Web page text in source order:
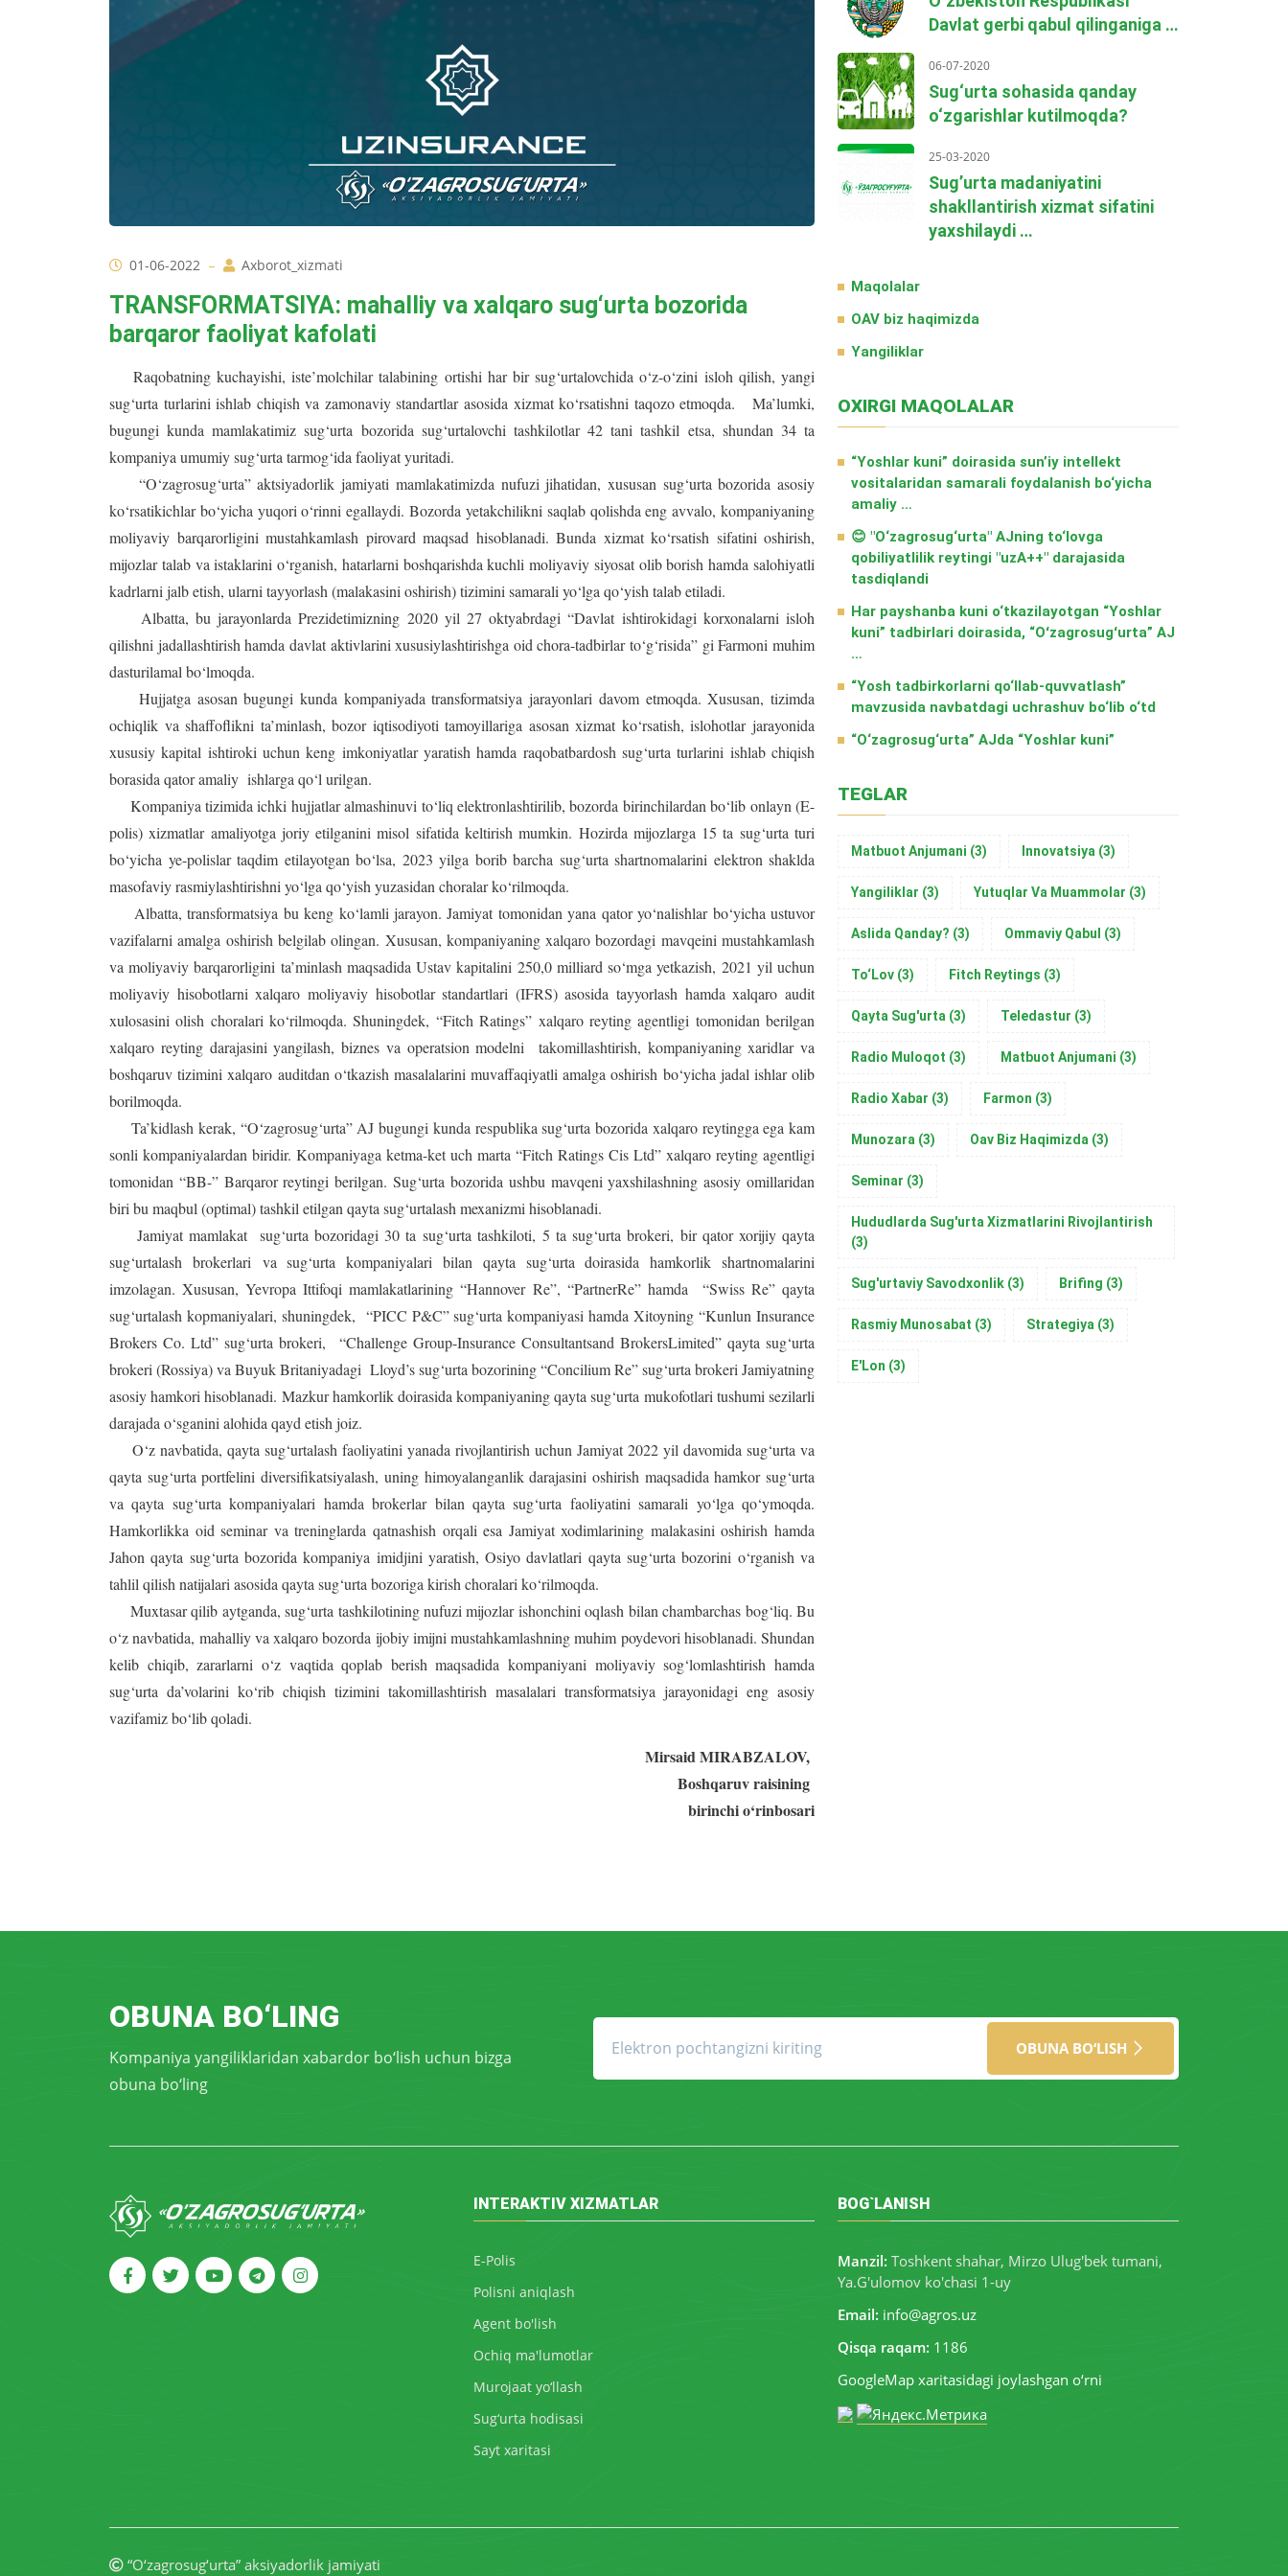
01-06-2022 Axborot_xizmati
TRANSFORMATSIYA: mahalliy va xalqaro sug‘urta bozorida
barqaror faoliyat kafolati
Raqobatning kuchayishi, iste’molchilar talabining ortishi har bir sug‘urtalovchida o‘z-o‘zini isloh qilish, yangi
sug‘urta turlarini ishlab chiqish va zamonaviy standartlar asosida xizmat ko‘rsatishni taqozo etmoqda. Ma’lumki,
bugungi kunda mamlakatimiz sug‘urta bozorida sug‘urtalovchi tashkilotlar 42 tani tashkil etsa, shundan 34 ta
kompaniya umumiy sug‘urta tarmog‘ida faoliyat yuritadi.
“O‘zagrosug‘urta” aktsiyadorlik jamiyati mamlakatimizda nufuzi jihatidan, xususan sug‘urta bozorida asosiy
ko‘rsatikichlar bo‘yicha yuqori o‘rinni egallaydi. Bozorda yetakchilikni saqlab qolishda eng avvalo, kompaniyaning
moliyaviy barqarorligini mustahkamlash pirovard maqsad hisoblanadi. Bunda xizmat ko‘rsatish sifatini oshirish,
mijozlar talab va istaklarini o‘rganish, hatarlarni boshqarishda kuchli moliyaviy siyosat olib borish hamda salohiyatli
kadrlarni jalb etish, ularni tayyorlash (malakasini oshirish) tizimini samarali yo‘lga qo‘yish talab etiladi.
Albatta, bu jarayonlarda Prezidetimizning 2020 yil 27 oktyabrdagi “Davlat ishtirokidagi korxonalarni isloh
qilishni jadallashtirish hamda davlat aktivlarini xususiylashtirishga oid chora-tadbirlar to‘g‘risida” gi Farmoni muhim
dasturilamal bo‘lmoqda.
Hujjatga asosan bugungi kunda kompaniyada transformatsiya jarayonlari davom etmoqda. Xususan, tizimda
ochiqlik va shaffoflikni ta’minlash, bozor iqtisodiyoti tamoyillariga asosan xizmat ko‘rsatish, islohotlar jarayonida
xususiy kapital ishtiroki uchun keng imkoniyatlar yaratish hamda raqobatbardosh sug‘urta turlarini ishlab chiqish
borasida qator amaliy ishlarga qo‘l urilgan.
Kompaniya tizimida ichki hujjatlar almashinuvi to‘liq elektronlashtirilib, bozorda birinchilardan bo‘lib onlayn (E-
polis) xizmatlar amaliyotga joriy etilganini misol sifatida keltirish mumkin. Hozirda mijozlarga 15 ta sug‘urta turi
bo‘yicha ye-polislar taqdim etilayotgan bo‘lsa, 2023 yilga borib barcha sug‘urta shartnomalarini elektron shaklda
masofaviy rasmiylashtirishni yo‘lga qo‘yish yuzasidan choralar ko‘rilmoqda.
Albatta, transformatsiya bu keng ko‘lamli jarayon. Jamiyat tomonidan yana qator yo‘nalishlar bo‘yicha ustuvor
vazifalarni amalga oshirish belgilab olingan. Xususan, kompaniyaning xalqaro bozordagi mavqeini mustahkamlash
va moliyaviy barqarorligini ta’minlash maqsadida Ustav kapitalini 250,0 milliard so‘mga yetkazish, 2021 yil uchun
moliyaviy hisobotlarni xalqaro moliyaviy hisobotlar standartlari (IFRS) asosida tayyorlash hamda xalqaro audit
xulosasini olish choralari ko‘rilmoqda. Shuningdek, “Fitch Ratings” xalqaro reyting agentligi tomonidan berilgan
xalqaro reyting darajasini yangilash, biznes va operatsion modelni takomillashtirish, kompaniyaning xaridlar va
boshqaruv tizimini xalqaro auditdan o‘tkazish masalalarini muvaffaqiyatli amalga oshirish bo‘yicha jadal ishlar olib
borilmoqda.
Ta’kidlash kerak, “O‘zagrosug‘urta” AJ bugungi kunda respublika sug‘urta bozorida xalqaro reytingga ega kam
sonli kompaniyalardan biridir. Kompaniyaga ketma-ket uch marta “Fitch Ratings Cis Ltd” xalqaro reyting agentligi
tomonidan “BB-” Barqaror reytingi berilgan. Sug‘urta bozorida ushbu mavqeni yaxshilashning asosiy omillaridan
biri bu maqbul (optimal) tashkil etilgan qayta sug‘urtalash mexanizmi hisoblanadi.
Jamiyat mamlakat sug‘urta bozoridagi 30 ta sug‘urta tashkiloti, 5 ta sug‘urta brokeri, bir qator xorijiy qayta
sug‘urtalash brokerlari va sug‘urta kompaniyalari bilan qayta sug‘urta doirasida hamkorlik shartnomalarini
imzolagan. Xususan, Yevropa Ittifoqi mamlakatlarining “Hannover Re”, “PartnerRe” hamda “Swiss Re” qayta
sug‘urtalash kopmaniyalari, shuningdek, “PICC P&C” sug‘urta kompaniyasi hamda Xitoyning “Kunlun Insurance
Brokers Co. Ltd” sug‘urta brokeri, “Challenge Group-Insurance Consultantsand BrokersLimited” qayta sug‘urta
brokeri (Rossiya) va Buyuk Britaniyadagi Lloyd’s sug‘urta bozorining “Concilium Re” sug‘urta brokeri Jamiyatning
asosiy hamkori hisoblanadi. Mazkur hamkorlik doirasida kompaniyaning qayta sug‘urta mukofotlari tushumi sezilarli
darajada o‘sganini alohida qayd etish joiz.
O‘z navbatida, qayta sug‘urtalash faoliyatini yanada rivojlantirish uchun Jamiyat 2022 yil davomida sug‘urta va
qayta sug‘urta portfelini diversifikatsiyalash, uning himoyalanganlik darajasini oshirish maqsadida hamkor sug‘urta
va qayta sug‘urta kompaniyalari hamda brokerlar bilan qayta sug‘urta faoliyatini samarali yo‘lga qo‘ymoqda.
Hamkorlikka oid seminar va treninglarda qatnashish orqali esa Jamiyat xodimlarining malakasini oshirish hamda
Jahon qayta sug‘urta bozorida kompaniya imidjini yaratish, Osiyo davlatlari qayta sug‘urta bozorini o‘rganish va
tahlil qilish natijalari asosida qayta sug‘urta bozoriga kirish choralari ko‘rilmoqda.
Muxtasar qilib aytganda, sug‘urta tashkilotining nufuzi mijozlar ishonchini oqlash bilan chambarchas bog‘liq. Bu
o‘z navbatida, mahalliy va xalqaro bozorda ijobiy imijni mustahkamlashning muhim poydevori hisoblanadi. Shundan
kelib chiqib, zararlarni o‘z vaqtida qoplab berish maqsadida kompaniyani moliyaviy sog‘lomlashtirish hamda
sug‘urta da’volarini ko‘rib chiqish tizimini takomillashtirish masalalari transformatsiya jarayonidagi eng asosiy
vazifamiz bo‘lib qoladi.
Mirsaid MIRABZALOV,
Boshqaruv raisining
birinchi o‘rinbosari
Davlat gerbi qabul qilinganiga …
06-07-2020
Sug‘urta sohasida qanday
o‘zgarishlar kutilmoqda?
25-03-2020
Sug’urta madaniyatini
shakllantirish xizmat sifatini
yaxshilaydi …
Maqolalar
OAV biz haqimizda
Yangiliklar
OXIRGI MAQOLALAR
“Yoshlar kuni” doirasida sun’iy intellekt
vositalaridan samarali foydalanish bo‘yicha
amaliy …
😊 "O‘zagrosug‘urta" AJning to‘lovga
qobiliyatlilik reytingi "uzA++" darajasida
tasdiqlandi
Har payshanba kuni o‘tkazilayotgan “Yoshlar
kuni” tadbirlari doirasida, “Oʻzagrosugʻurta” AJ
…
“Yosh tadbirkorlarni qo‘llab-quvvatlash”
mavzusida navbatdagi uchrashuv bo‘lib o‘td
“O‘zagrosug‘urta” AJda “Yoshlar kuni”
TEGLAR
Matbuot Anjumani (3) Innovatsiya (3)
Yangiliklar (3) Yutuqlar Va Muammolar (3)
Aslida Qanday? (3) Ommaviy Qabul (3)
To‘Lov (3) Fitch Reytings (3)
Qayta Sug'urta (3) Teledastur (3)
Radio Muloqot (3) Matbuot Anjumani (3)
Radio Xabar (3) Farmon (3)
Munozara (3) Oav Biz Haqimizda (3)
Seminar (3)
Hududlarda Sug'urta Xizmatlarini Rivojlantirish
(3)
Sug'urtaviy Savodxonlik (3) Brifing (3)
Rasmiy Munosabat (3) Strategiya (3)
E'Lon (3)
OBUNA BO‘LING
Kompaniya yangiliklaridan xabardor bo‘lish uchun bizga
obuna bo‘ling
OBUNA BO‘LISH
INTERAKTIV XIZMATLAR
E-Polis
Polisni aniqlash
Agent bo'lish
Ochiq ma'lumotlar
Murojaat yo‘llash
Sug‘urta hodisasi
Sayt xaritasi
BOG`LANISH
Manzil: Toshkent shahar, Mirzo Ulug'bek tumani,
Ya.G'ulomov ko'chasi 1-uy
Email: info@agros.uz
Qisqa raqam: 1186
GoogleMap xaritasidagi joylashgan o‘rni
“O‘zagrosug‘urta” aksiyadorlik jamiyati